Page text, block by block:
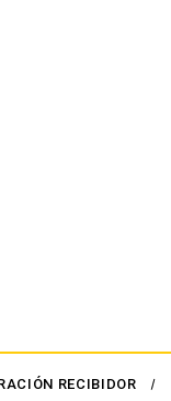
RECIBIDOR